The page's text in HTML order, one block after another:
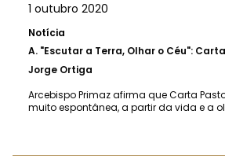
1 outubro 2020
Notícia
A. "Escutar a Terra, Olhar o Céu":
Jorge Ortiga
Arcebispo Primaz afirma que Carta
muito espontânea, a partir da vida e a